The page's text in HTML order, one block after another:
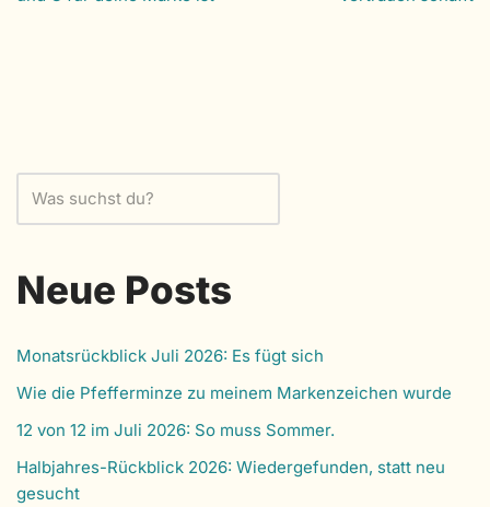
Neue Posts
Monatsrückblick Juli 2026: Es fügt sich
Wie die Pfefferminze zu meinem Markenzeichen wurde
12 von 12 im Juli 2026: So muss Sommer.
Halbjahres-Rückblick 2026: Wiedergefunden, statt neu
gesucht